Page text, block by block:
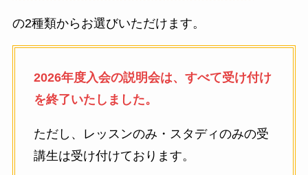
の2種類からお選びいただけます。
2026年度入会の説明会は、すべて受け付け
を終了いたしました。
ただし、レッスンのみ・スタディのみの受
講生は受け付けております。